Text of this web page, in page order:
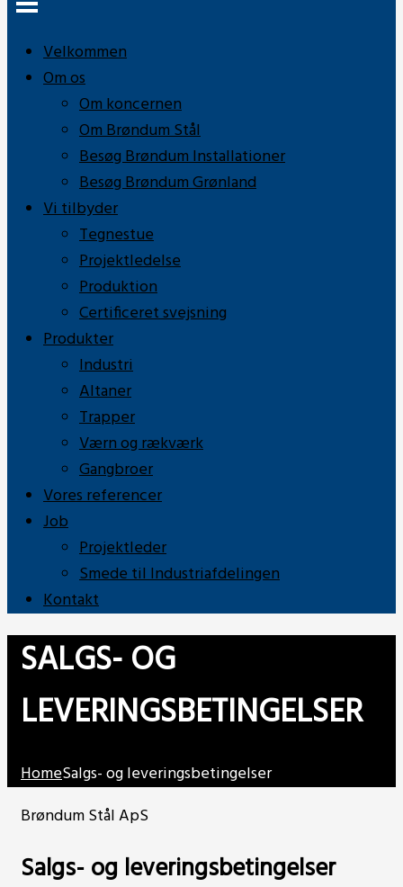
Velkommen
Om os
Om koncernen
Om Brøndum Stål
Besøg Brøndum Installationer
Besøg Brøndum Grønland
Vi tilbyder
Tegnestue
Projektledelse
Produktion
Certificeret svejsning
Produkter
Industri
Altaner
Trapper
Værn og rækværk
Gangbroer
Vores referencer
Job
Projektleder
Smede til Industriafdelingen
Kontakt
SALGS- OG
LEVERINGSBETINGELSER
HomeSalgs- og leveringsbetingelser
Brøndum Stål ApS
Salgs- og leveringsbetingelser